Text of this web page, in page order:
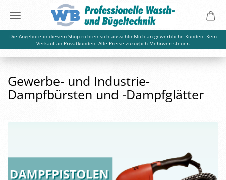
Die Angebote in diesem Shop richten sich ausschließlich an gewerbliche Kunden. Kein
Verkauf an Privatkunden. Alle Preise zuzüglich Mehrwertsteuer.
Gewerbe- und Industrie-
Dampfbürsten und -Dampfglätter